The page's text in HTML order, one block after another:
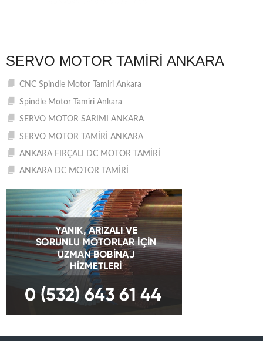
SERVO MOTOR TAMIRI ANKARA
CNC Spindle Motor Tamiri Ankara
Spindle Motor Tamiri Ankara
SERVO MOTOR SARIMI ANKARA
SERVO MOTOR TAMİRİ ANKARA
ANKARA FIRÇALI DC MOTOR TAMİRİ
ANKARA DC MOTOR TAMİRİ